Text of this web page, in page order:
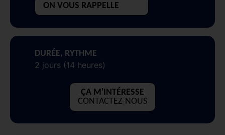
ON VOUS RAPPELLE
DURÉE, RYTHME
2 jours (14 heures)
ÇA M'INTÉRESSE
CONTACTEZ-NOUS